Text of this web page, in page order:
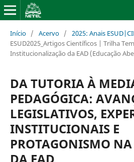
Início / Acervo / 2025: Anais
ESUD2025_Artigos Científicos | Trilha
Institucionalização da EAD (Educação
DA TUTORIA À
PEDAGÓGICA:
LEGISLATIVOS,
INSTITUCIONAIS E
PROTAGONISMO